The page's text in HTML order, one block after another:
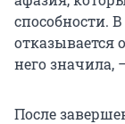
способности.
отказывается
него значила,
После